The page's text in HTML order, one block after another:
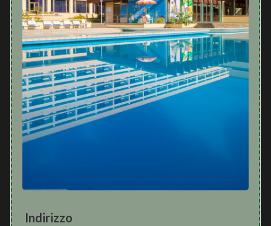
Indirizzo